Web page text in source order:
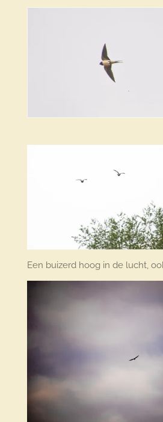
Een buizerd hoog in de lucht,